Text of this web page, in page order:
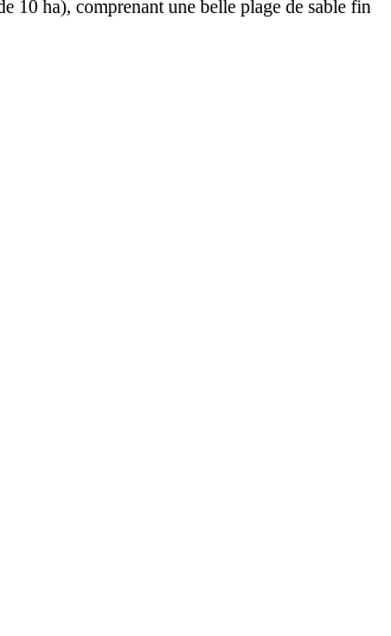
10 ha), comprenant une belle plage de sable fin